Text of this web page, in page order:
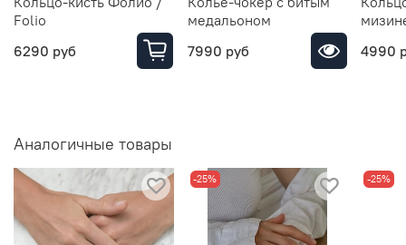
Folio
6290 руб
медальоном
7990 руб
4990
Аналогичные товары
-25% -25%